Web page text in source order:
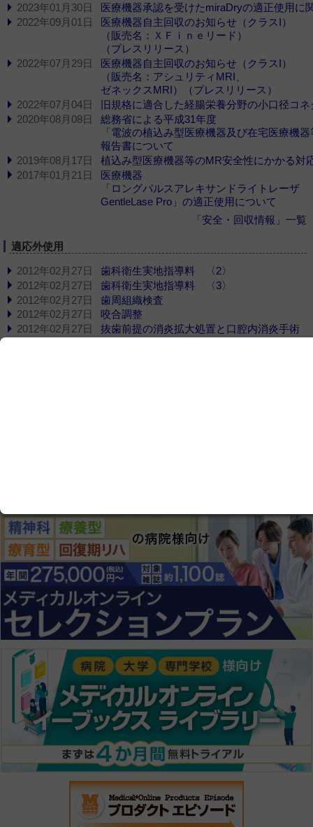
2023年01月30日
医療機器承認を受けたmiraDryの適正使用に
2022年09月01日
医療機器自主回収のお知らせ（クラスI）
（販売名：ＸＦｉｎｅリード）
（プレスリリース）
2022年07月29日
医療機器自主回収のお知らせ（クラスI）
（販売名：アシュリティMRI、
ゼネックスMRI）（プレスリリース）
2022年07月04日
旧規格に適合した経腸栄養分野の小口径コ
2020年08月08日
総務省による平成31年度
「電波の植込み型医療機器及び在宅医療機
報告書について
2019年08月17日
植込み型医療機器等のMR安全性にかかる対
2017年01月21日
医療機器
「ロングパルスアレキサンドライトレーザ
GentleLase Pro」の適正使用について
「安全・回収情報」一覧
適応外使用
2012年02月27日
歯科衛生実地指導料 〈2〉
2012年02月27日
歯科衛生実地指導料 〈3〉
2012年02月27日
歯周組織検査
2012年02月27日
咬合調整
2012年02月27日
抜歯前提の消炎拡大処置と口腔内消炎手術